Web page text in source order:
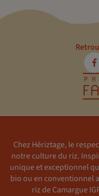
Chez Hériztage, le
notre culture du riz.
unique et exceptionnel
bio ou en conventionnel
riz de Camargue